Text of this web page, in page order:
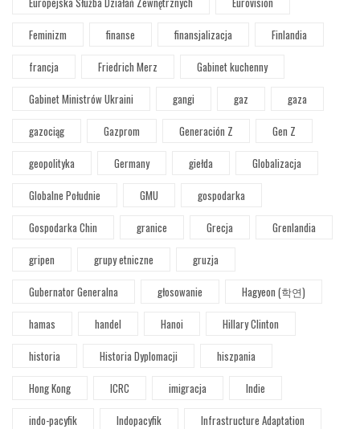
Feminizm
finanse finansjalizacja
Finlandia
francja
Friedrich Merz
Gabinet kuchenny
Gabinet Ministrów Ukraini
gangi gaz
gaza
gazociąg
Gazprom Generación Z
Gen Z
geopolityka
Germany giełda
Globalizacja
Globalne Południe
GMU
gospodarka
Gospodarka Chin
granice Grecja
Grenlandia
gripen
grupy etniczne
gruzja
Gubernator Generalna
głosowanie
Hagyeon (학연)
hamas
handel Hanoi
Hillary Clinton
historia
Historia Dyplomacji
hiszpania
Hong Kong
ICRC imigracja
Indie
indo-pacyfik
Indopacyfik
Infrastructure Adaptation